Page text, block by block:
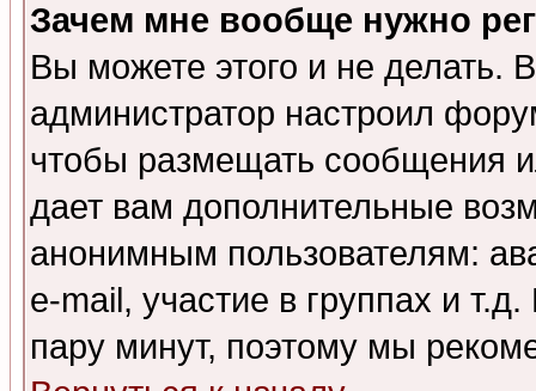
Зачем мне вообще нужно
Вы можете этого и не делать.
администратор настроил
чтобы размещать сообщения
дает вам дополнительные
анонимным пользователям:
e-mail, участие в группах и
пару минут, поэтому мы